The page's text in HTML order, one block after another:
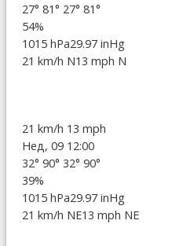
27° 81° 27° 81°
54%
1015 hPa29.97 inHg
21 km/h N13 mph N
21 km/h 13 mph
Нед, 09 12:00
32° 90° 32° 90°
39%
1015 hPa29.97 inHg
21 km/h NE13 mph NE